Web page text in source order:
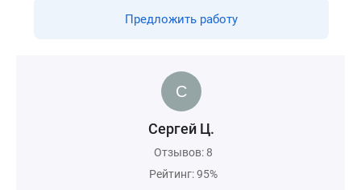
Предложить работу
Сергей Ц.
Отзывов: 8
Рейтинг: 95%